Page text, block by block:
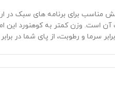
برای برنامه های سبک در ارتفاعات بالای ۳ هزار متر و به
آن است. وزن کمتر به کوهنورد
سرما و رطوبت، از پای شما در